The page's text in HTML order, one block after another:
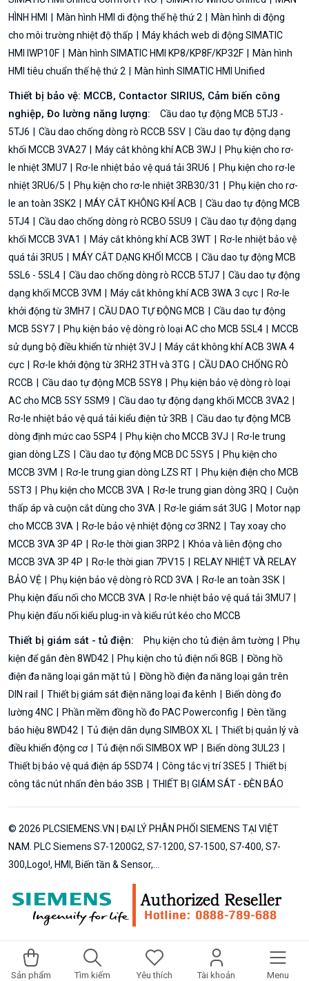
Sản phẩm Tìm kiếm Yêu thích Tài khoản Menu
HÌNH HMI
Màn hình HMI di động thế hệ thứ 2
Màn hình di động
cho môi trường nhiệt độ thấp
Máy khách web di động SIMATIC
HMI IWP10F
Màn hình SIMATIC HMI KP8/KP8F/KP32F
Màn hình
HMI tiêu chuẩn thế hệ thứ 2
Màn hình SIMATIC HMI Unified
Thiết bị bảo vệ: MCCB, Contactor SIRIUS, Cảm biến công
nghiệp, Đo lường năng lượng:
Cầu dao tự động MCB 5TJ3 -
5TJ6
Cầu dao chống dòng rò RCCB 5SV
Cầu dao tự động dạng
khối MCCB 3VA27
Máy cắt không khí ACB 3WJ
Phụ kiện cho rơ-
le nhiệt 3MU7
Rơ-le nhiệt bảo vệ quá tải 3RU6
Phụ kiện cho rơ-le
nhiệt 3RU6/5
Phụ kiện cho rơ-le nhiệt 3RB30/31
Phụ kiện cho rơ-
le an toàn 3SK2
MÁY CẮT KHÔNG KHÍ ACB
Cầu dao tự động MCB
5TJ4
Cầu dao chống dòng rò RCBO 5SU9
Cầu dao tự động dạng
khối MCCB 3VA1
Máy cắt không khí ACB 3WT
Rơ-le nhiệt bảo vệ
quá tải 3RU5
MÁY CẮT DẠNG KHỐI MCCB
Cầu dao tự động MCB
5SL6 - 5SL4
Cầu dao chống dòng rò RCCB 5TJ7
Cầu dao tự động
dạng khối MCCB 3VM
Máy cắt không khí ACB 3WA 3 cực
Rơ-le
khởi động từ 3MH7
CẦU DAO TỰ ĐỘNG MCB
Cầu dao tự động
MCB 5SY7
Phụ kiện bảo vệ dòng rò loại AC cho MCB 5SL4
MCCB
sử dụng bộ điều khiển từ nhiệt 3VJ
Máy cắt không khí ACB 3WA 4
cực
Rơ-le khởi động từ 3RH2 3TH và 3TG
CẦU DAO CHỐNG RÒ
RCCB
Cầu dao tự động MCB 5SY8
Phụ kiện bảo vệ dòng rò loại
AC cho MCB 5SY 5SM9
Cầu dao tự động dạng khối MCCB 3VA2
Rơ-le nhiệt bảo vệ quá tải kiểu điện tử 3RB
Cầu dao tự động MCB
dòng định mức cao 5SP4
Phụ kiện cho MCCB 3VJ
Rơ-le trung
gian dòng LZS
Cầu dao tự động MCB DC 5SY5
Phụ kiện cho
MCCB 3VM
Rơ-le trung gian dòng LZS RT
Phụ kiện điện cho MCB
5ST3
Phụ kiện cho MCCB 3VA Rơ-le trung gian dòng 3RQ
Cuộn
thấp áp và cuộn cắt dùng cho 3VA
Rơ-le giám sát 3UG
Motor nạp
cho MCCB 3VA
Rơ-le bảo vệ nhiệt động cơ 3RN2
Tay xoay cho
MCCB 3VA 3P 4P
Rơ-le thời gian 3RP2
Khóa và liên động cho
MCCB 3VA 3P 4P
Rơ-le thời gian 7PV15
RELAY NHIỆT VÀ RELAY
BẢO VỆ
Phụ kiện bảo vệ dòng rò RCD 3VA
Rơ-le an toàn 3SK
Phụ kiện đấu nối cho MCCB 3VA
Rơ-le nhiệt bảo vệ quá tải 3MU7
Phụ kiện đấu nối kiểu plug-in và kiểu rút kéo cho MCCB
Thiết bị giám sát - tủ điện: Phụ kiện cho tủ điện âm tường
Phụ
kiện để gắn đèn 8WD42
Phụ kiện cho tủ điện nổi 8GB
Đồng hồ
điện đa năng loại gắn mặt tủ
Đồng hồ điện đa năng loại gắn trên
DIN rail
Thiết bị giám sát điện năng loại đa kênh
Biến dòng đo
lường 4NC
Phần mềm đồng hồ đo PAC Powerconfig
Đèn tầng
báo hiệu 8WD42
Tủ điện dân dụng SIMBOX XL
Thiết bị quản lý và
điều khiển động cơ
Tủ điện nổi SIMBOX WP
Biến dòng 3UL23
Thiết bị bảo vệ quá điện áp 5SD74
Công tắc vị trí 3SE5
Thiết bị
công tắc nút nhấn đèn báo 3SB
THIẾT BỊ GIÁM SÁT - ĐÈN BÁO
© 2026 PLCSIEMENS.VN | ĐẠI LÝ PHÂN PHỐI SIEMENS TẠI VIỆT
NAM. PLC Siemens S7-1200G2, S7-1200, S7-1500, S7-400, S7-
300,Logo!, HMI, Biến tần & Sensor,...